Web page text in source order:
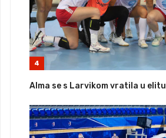
4
Alma se s Larvikom vratila u elitu